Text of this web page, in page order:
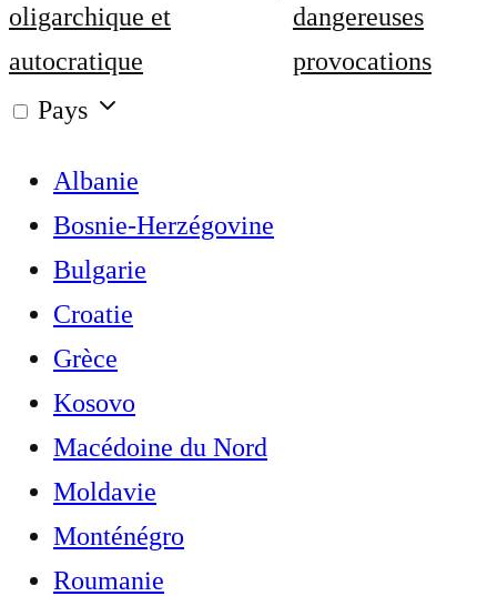
oligarchique et
autocratique
dangereuses
provocations
Pays
Albanie
Bosnie-Herzégovine
Bulgarie
Croatie
Grèce
Kosovo
Macédoine du Nord
Moldavie
Monténégro
Roumanie